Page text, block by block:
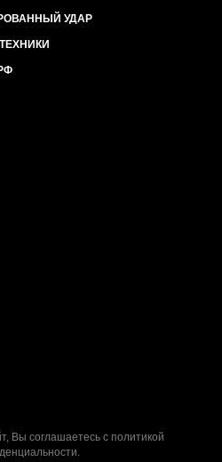
УДАР
Вы соглашаетесь с политикой
.